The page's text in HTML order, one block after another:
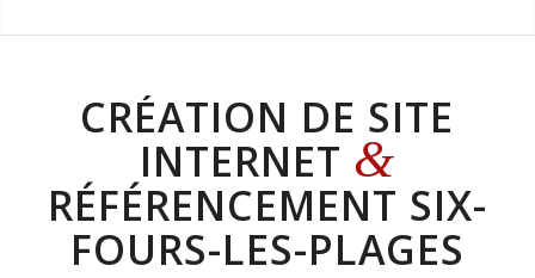
CRÉATION DE SITE
INTERNET &
RÉFÉRENCEMENT SIX-
FOURS-LES-PLAGES